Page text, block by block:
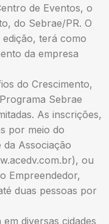
de Eventos, o
do Sebrae/PR. O
terá como
da empresa
do Crescimento,
Sebrae
As inscrições,
por meio do
Associação
ou
Empreendedor,
duas pessoas por
diversas cidades